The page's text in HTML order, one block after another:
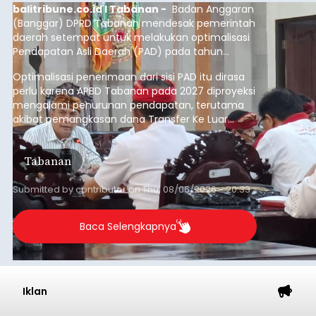
balitribune.co.id I Tabanan - Badan Anggaran
(Banggar) DPRD Tabanan mendesak pemerintah
daerah setempat untuk melakukan optimalisasi
Pendapatan Asli Daerah (PAD) pada tahun
anggaran 2027.
Optimalisasi penerimaan dari sisi PAD itu dirasa
perlu karena APBD Tabanan pada 2027 diproyeksi
mengalami penurunan pendapatan, terutama
akibat pemangkasan dana Transfer Ke Luar
Daerah (TKD) dari pemerintah pusat.
Tabanan
Submitted bycontributoronThu, 08/06/2026 - 20:33
Baca Selengkapnya
Iklan